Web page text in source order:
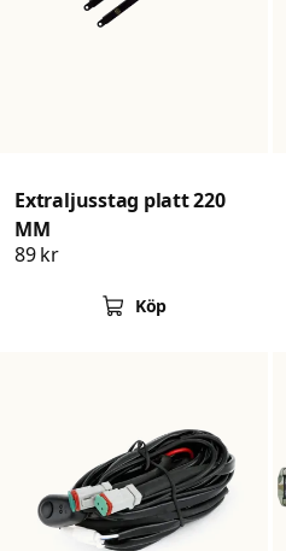
Extraljusstag platt 220
MM
89 kr
Köp